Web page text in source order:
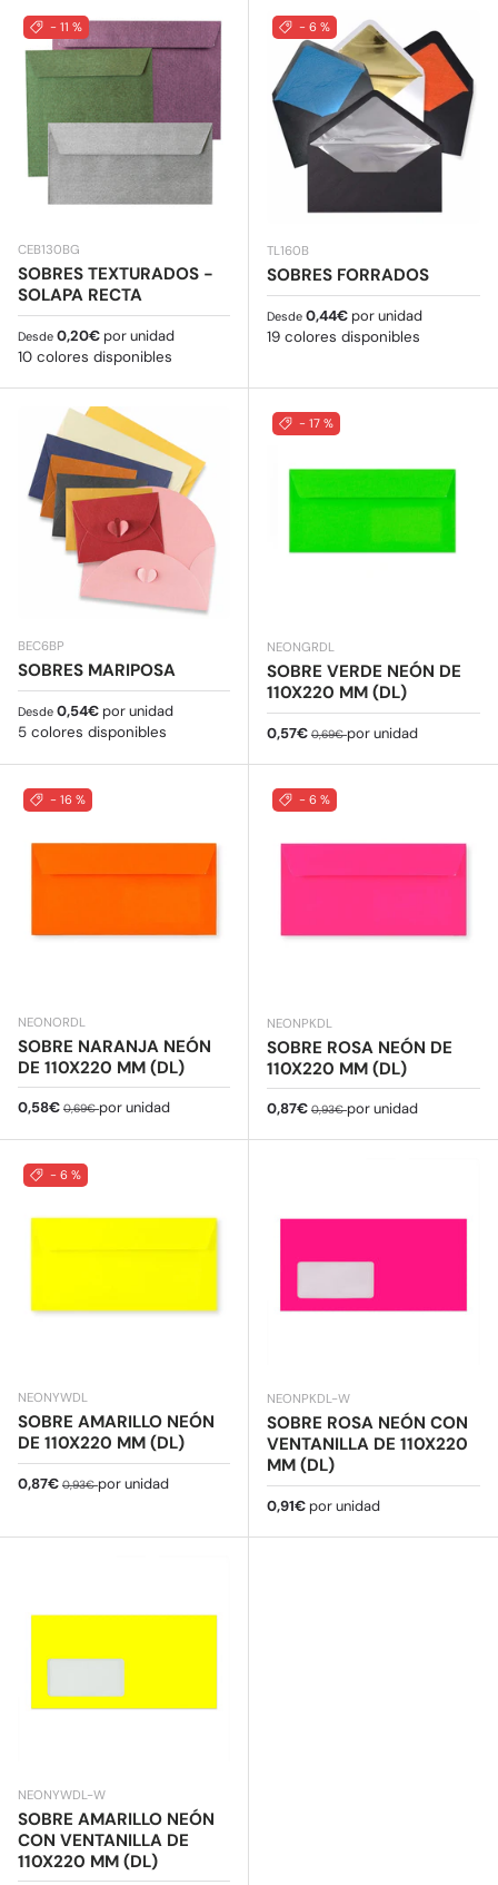
- 11 %
CEB130BG
SOBRES TEXTURADOS -
SOLAPA RECTA
Precio normal
Desde 0,20€ por unidad
10 colores disponibles
- 6 %
TL160B
SOBRES FORRADOS
Precio normal
Desde 0,44€ por unidad
19 colores disponibles
BEC6BP
SOBRES MARIPOSA
Precio normal
Desde 0,54€ por unidad
5 colores disponibles
- 17 %
NEONGRDL
SOBRE VERDE NEÓN DE
110X220 MM (DL)
Precio de venta
0,57€ Precio normal
0,69€por unidad
- 16 %
NEONORDL
SOBRE NARANJA NEÓN
DE 110X220 MM (DL)
Precio de venta
0,58€ Precio normal
0,69€por unidad
- 6 %
NEONPKDL
SOBRE ROSA NEÓN DE
110X220 MM (DL)
Precio de venta
0,87€ Precio normal
0,93€por unidad
- 6 %
NEONYWDL
SOBRE AMARILLO NEÓN
DE 110X220 MM (DL)
Precio de venta
0,87€ Precio normal
0,93€por unidad
NEONPKDL-W
SOBRE ROSA NEÓN CON
VENTANILLA DE 110X220
MM (DL)
Precio normal
0,91€ por unidad
NEONYWDL-W
SOBRE AMARILLO NEÓN
CON VENTANILLA DE
110X220 MM (DL)